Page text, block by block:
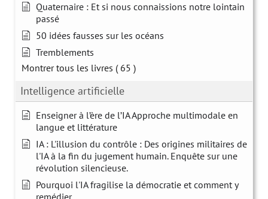
Quaternaire : Et si nous connaissions notre lointain
passé
50 idées fausses sur les océans
Tremblements
Montrer tous les livres ( 65 )
Intelligence artificielle
Enseigner à l’ère de l’IA Approche multimodale en
langue et littérature
IA : L'illusion du contrôle : Des origines militaires de
l'IA à la fin du jugement humain. Enquête sur une
révolution silencieuse.
Pourquoi l'IA fragilise la démocratie et comment y